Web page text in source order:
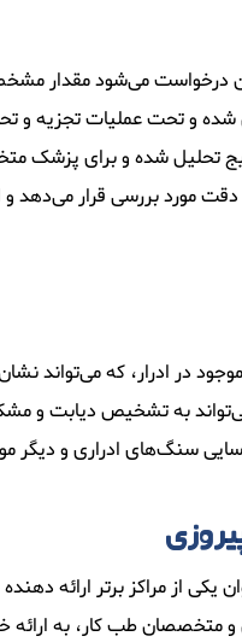
درخواست می‌شود مقدار
شده و تحت عملیات تجزیه و
تحلیل شده و برای پزشک
مورد بررسی قرار می‌دهد
در ادرار، که می‌تواند
می‌تواند به تشخیص دیابت و
سنگ‌های ادراری و دیگر
از مراکز برتر ارائه
متخصصان طب کار، به